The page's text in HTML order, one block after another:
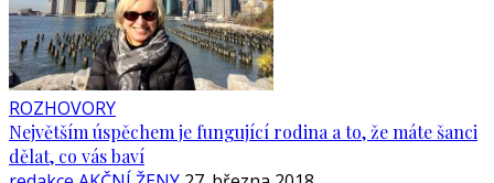
ROZHOVORY
Největším úspěchem je fungující rodina a to, že máte šanci
dělat, co vás baví